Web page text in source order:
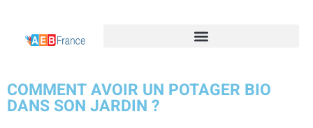
COMMENT AVOIR UN POTAGER BIO
DANS SON JARDIN ?